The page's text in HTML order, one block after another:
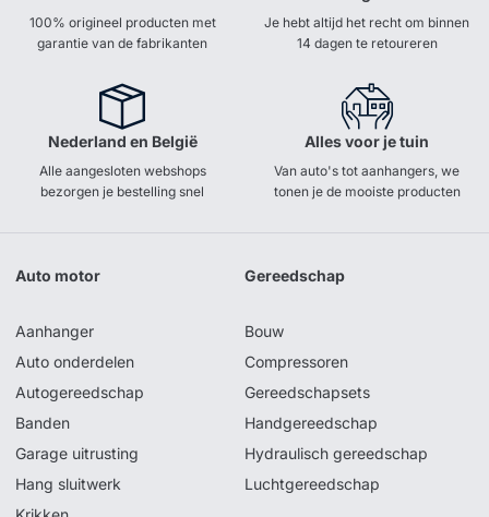
100% origineel producten met
garantie van de fabrikanten
Je hebt altijd het recht om binnen
14 dagen te retoureren
Nederland en België
Alle aangesloten webshops
bezorgen je bestelling snel
Alles voor je tuin
Van auto's tot aanhangers, we
tonen je de mooiste producten
Auto motor
Aanhanger
Auto onderdelen
Autogereedschap
Banden
Garage uitrusting
Hang sluitwerk
Gereedschap
Bouw
Compressoren
Gereedschapsets
Handgereedschap
Hydraulisch gereedschap
Luchtgereedschap